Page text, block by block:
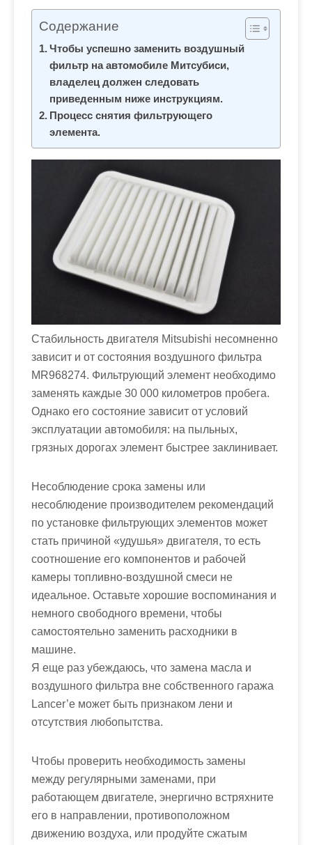
Содержание
Чтобы успешно заменить воздушный
фильтр на автомобиле Митсубиси,
владелец должен следовать
приведенным ниже инструкциям.
Процесс снятия фильтрующего
элемента.
Стабильность двигателя Mitsubishi несомненно
зависит и от состояния воздушного фильтра
MR968274. Фильтрующий элемент необходимо
заменять каждые 30 000 километров пробега.
Однако его состояние зависит от условий
эксплуатации автомобиля: на пыльных,
грязных дорогах элемент быстрее заклинивает.
Несоблюдение срока замены или
несоблюдение производителем рекомендаций
по установке фильтрующих элементов может
стать причиной «удушья» двигателя, то есть
соотношение его компонентов и рабочей
камеры топливно-воздушной смеси не
идеальное. Оставьте хорошие воспоминания и
немного свободного времени, чтобы
самостоятельно заменить расходники в
машине.
Я еще раз убеждаюсь, что замена масла и
воздушного фильтра вне собственного гаража
Lancer’e может быть признаком лени и
отсутствия любопытства.
Чтобы проверить необходимость замены
между регулярными заменами, при
работающем двигателе, энергично встряхните
его в направлении, противоположном
движению воздуха, или продуйте сжатым